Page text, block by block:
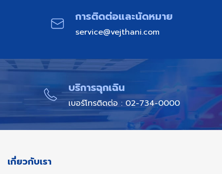
การติดต่อและนัดหมาย​
service@vejthani.com
บริการฉุกเฉิน​
เบอร์โทรติดต่อ : 02-734-0000
เกี่ยวกับเรา